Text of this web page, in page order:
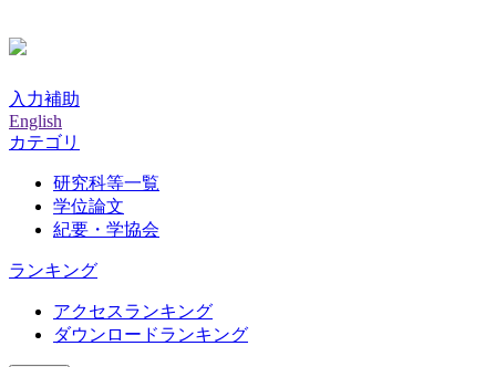
入力補助
English
カテゴリ
研究科等一覧
学位論文
紀要・学協会
ランキング
アクセスランキング
ダウンロードランキング